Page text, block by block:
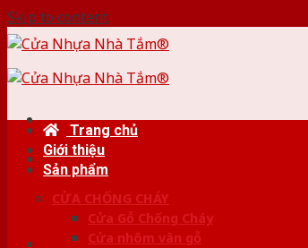
Skip to content
Trang chủ
Giới thiệu
Sản phẩm
CỬA CHỐNG CHÁY
Cửa Gỗ Chống Cháy
Cửa nhôm vân gỗ